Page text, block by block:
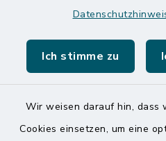
Ich stimme zu
Wir weisen darauf hin, dass
Cookies einsetzen, um eine